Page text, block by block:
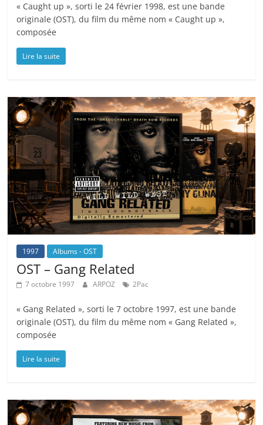
« Caught up », sorti le 24 février 1998, est une bande
originale (OST), du film du même nom « Caught up »,
composée
Lire la suite
1997 Albums - OST
OST – Gang Related
7 octobre 1997 ARPOZ 2Pac
« Gang Related », sorti le 7 octobre 1997, est une bande
originale (OST), du film du même nom « Gang Related »,
composée
Lire la suite